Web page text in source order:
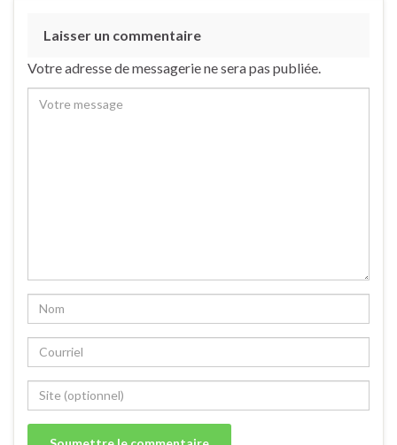
Laisser un commentaire
Votre adresse de messagerie ne sera pas publiée.